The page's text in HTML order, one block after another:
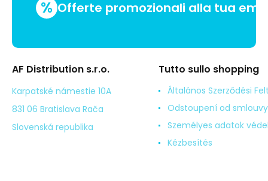
% Offerte promozionali alla tua
AF Distribution s.r.o.
Karpatské námestie 10A
831 06 Bratislava Rača
Slovenská republika
Tutto sullo shopping
Általános Szerződési
Odstoupení od smlouvy
Személyes adatok
Kézbesítés